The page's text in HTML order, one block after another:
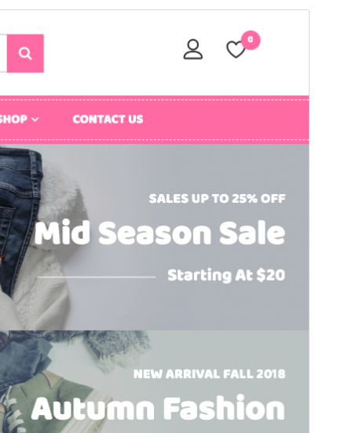
Version
Senast uppdaterat
11 juni 2025
Aktiva installationer
WordPress-version
PHP-version
5.6
Temats startsida